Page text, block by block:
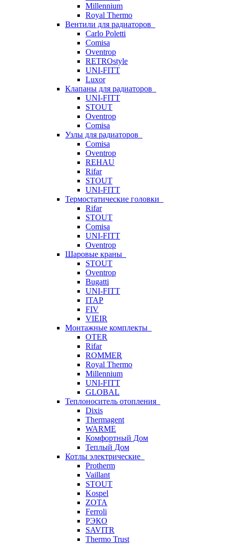
Millennium
Royal Thermo
Вентили для радиаторов
Carlo Poletti
Comisa
Oventrop
RETROstyle
UNI-FITT
Luxor
Клапаны для радиаторов
UNI-FITT
STOUT
Oventrop
Comisa
Узлы для радиаторов
Comisa
Oventrop
REHAU
Rifar
STOUT
UNI-FITT
Термостатические головки
Rifar
STOUT
Comisa
UNI-FITT
Oventrop
Шаровые краны
STOUT
Oventrop
Bugatti
UNI-FITT
ITAP
FIV
VIEIR
Монтажные комплекты
OTER
Rifar
ROMMER
Royal Thermo
Millennium
UNI-FITT
GLOBAL
Теплоноситель отопления
Dixis
Thermagent
WARME
Комфортный Дом
Теплый Дом
Котлы электрические
Protherm
Vaillant
STOUT
Kospel
ZOTA
Ferroli
РЭКО
SAVITR
Thermo Trust